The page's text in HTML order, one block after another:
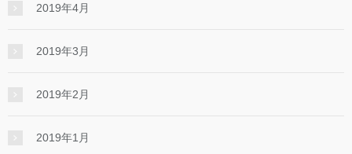
2019年4月
2019年3月
2019年2月
2019年1月